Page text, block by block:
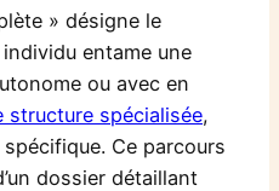
» désigne le
entame une
ou avec en
structure spécialisée,
Ce parcours
dossier détaillant